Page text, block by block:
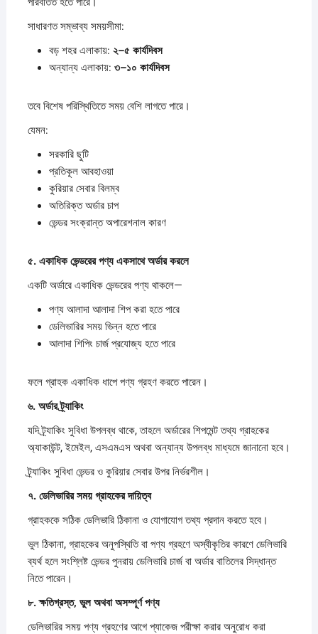
সাধারণত সম্ভাব্য সময়সীমা:
বড় শহর এলাকায়: ২–৫ কার্যদিবস
অন্যান্য এলাকায়: ৩–১০ কার্যদিবস
তবে বিশেষ পরিস্থিতিতে সময় বেশি লাগতে পারে।
যেমন:
সরকারি ছুটি
প্রতিকূল আবহাওয়া
কুরিয়ার সেবার বিলম্ব
অতিরিক্ত অর্ডার চাপ
ভেন্ডর সংক্রান্ত অপারেশনাল কারণ
৫. একাধিকভেন্ডরেরপণ্যএকসাথেঅর্ডারকরলে
একটি অর্ডারে একাধিক ভেন্ডরের পণ্য থাকলে—
পণ্য আলাদা আলাদা শিপ করা হতে পারে
ডেলিভারির সময় ভিন্ন হতে পারে
আলাদা শিপিং চার্জ প্রযোজ্য হতে পারে
ফলে গ্রাহক একাধিক ধাপে পণ্য গ্রহণ করতে পারেন।
৬. অর্ডারট্র্যাকিং
যদি ট্র্যাকিং সুবিধা উপলব্ধ থাকে, তাহলে অর্ডারের শিপমেন্ট তথ্য গ্রাহকের
অ্যাকাউন্ট, ইমেইল, এসএমএস অথবা অন্যান্য উপলব্ধ মাধ্যমে জানানো হবে।
ট্র্যাকিং সুবিধা ভেন্ডর ও কুরিয়ার সেবার উপর নির্ভরশীল।
৭. ডেলিভারিরসময়গ্রাহকেরদায়িত্ব
গ্রাহককে সঠিক ডেলিভারি ঠিকানা ও যোগাযোগ তথ্য প্রদান করতে হবে।
ভুল ঠিকানা, গ্রাহকের অনুপস্থিতি বা পণ্য গ্রহণে অস্বীকৃতির কারণে ডেলিভারি
ব্যর্থ হলে সংশ্লিষ্ট ভেন্ডর পুনরায় ডেলিভারি চার্জ বা অর্ডার বাতিলের সিদ্ধান্ত
নিতে পারেন।
৮.ক্ষতিগ্রস্ত, ভুলঅথবাঅসম্পূর্ণপণ্য
ডেলিভারির সময় পণ্য গ্রহণের আগে প্যাকেজ পরীক্ষা করার অনুরোধ করা